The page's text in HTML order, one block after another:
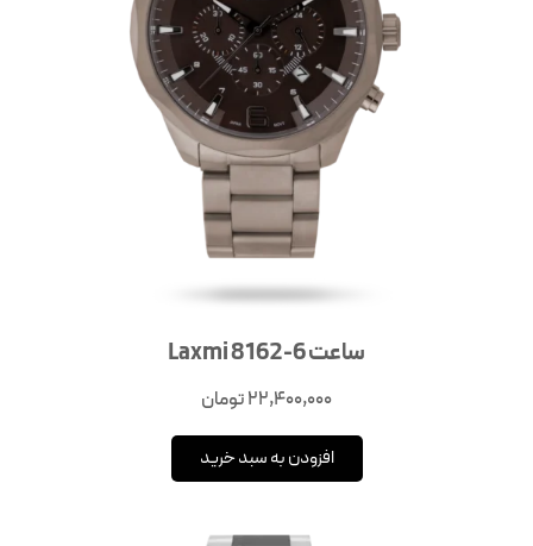
ساعت Laxmi 8162-6
22,400,000تومان
افزودن به سبد خرید